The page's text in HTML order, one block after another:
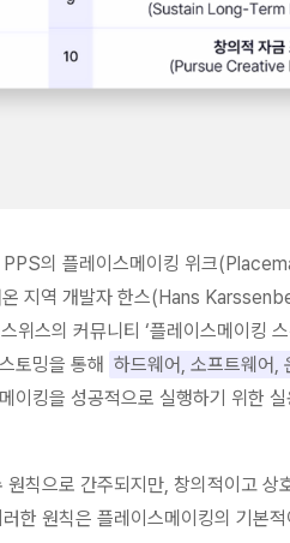
의 플레이스메이킹 위크
지역 개발자 한스(Hans
스의 커뮤니티 ‘플레이스메이킹
토밍을 통해 하드웨어, 소프트웨어,
이킹을 성공적으로 실행하기 위한
칙으로 간주되지만, 창의적이고 상
한 원칙은 플레이스메이킹의 기본